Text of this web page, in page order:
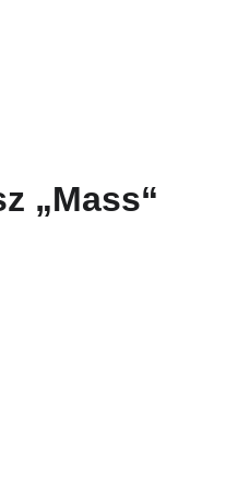
„Mass“